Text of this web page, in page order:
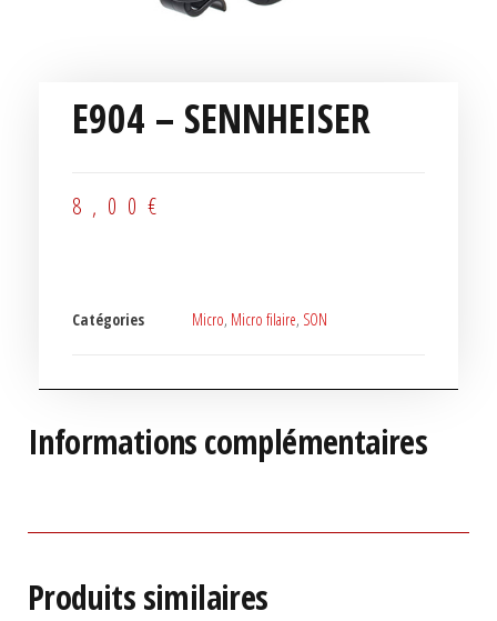
E904 – SENNHEISER
8,00 €
Catégories Micro, Micro filaire, SON
Informations complémentaires
Produits similaires